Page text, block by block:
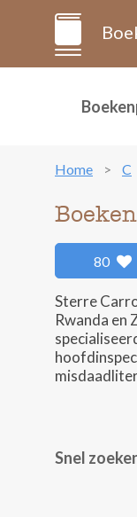
Home C
80
Sterre
Rwanda en
Snel